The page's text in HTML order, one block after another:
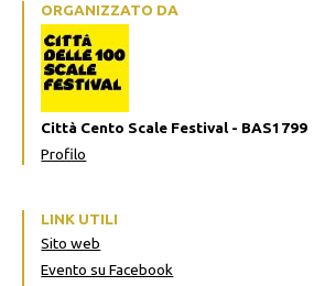
ORGANIZZATO DA
Città Cento Scale Festival - BAS1799
Profilo
LINK UTILI
Sito web
Evento su Facebook